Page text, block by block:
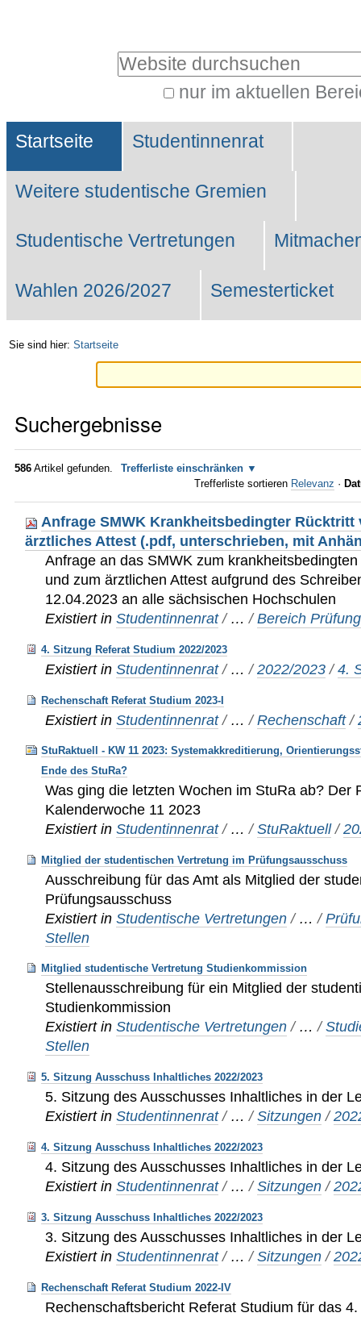
Website durchsuchen
nur im aktuellen
Suche…
Sektionen
Startseite Studentinnenrat
Weitere studentische Gremien
Studentische Vertretungen
Wahlen 2026/2027 Semesterticket
Sie sind hier: Startseite
Suchergebnisse
586 Artikel gefunden.
Trefferliste einschränken
Trefferliste sortieren Relevanz ·
Anfrage SMWK Krankheitsbedingter Rücktritt
ärztliches Attest (.pdf, unterschrieben, mit
Anfrage an das SMWK zum
und zum ärztlichen Attest aufgrund des
12.04.2023 an alle sächsischen Hochschulen
Existiert in Studentinnenrat / …/Bereich
4. Sitzung Referat Studium 2022/2023
Existiert in Studentinnenrat / …/2022/2023 /4.
Rechenschaft Referat Studium 2023-I
Existiert in Studentinnenrat / …/Rechenschaft /
StuRaktuell - KW 11 2023: Systemakkreditierung,
Ende des StuRa?
Was ging die letzten Wochen im StuRa ab? Der
Kalenderwoche 11 2023
Existiert in Studentinnenrat / …/StuRaktuell /
Mitglied der studentischen Vertretung im Prüfungsausschuss
Ausschreibung für das Amt als Mitglied der
Prüfungsausschuss
Existiert in Studentische Vertretungen / …/
Stellen
Mitglied studentische Vertretung Studienkommission
Stellenausschreibung für ein Mitglied der
Studienkommission
Existiert in Studentische Vertretungen / …/
Stellen
5. Sitzung Ausschuss Inhaltliches 2022/2023
5. Sitzung des Ausschusses Inhaltliches in der
Existiert in Studentinnenrat / …/Sitzungen /
4. Sitzung Ausschuss Inhaltliches 2022/2023
4. Sitzung des Ausschusses Inhaltliches in der
Existiert in Studentinnenrat / …/Sitzungen /
3. Sitzung Ausschuss Inhaltliches 2022/2023
3. Sitzung des Ausschusses Inhaltliches in der
Existiert in Studentinnenrat / …/Sitzungen /
Rechenschaft Referat Studium 2022-IV
Rechenschaftsbericht Referat Studium für das